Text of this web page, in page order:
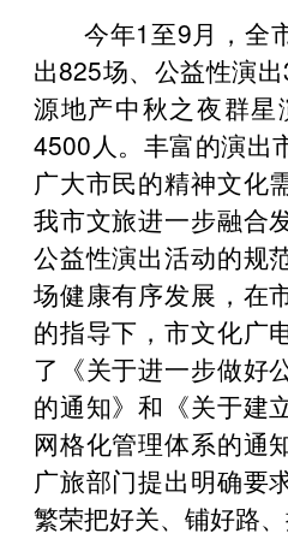
今年1至9月，全
出825场、公益性演
源地产中秋之夜群星
4500人。丰富的演出
广大市民的精神文化
我市文旅进一步融合
公益性演出活动的规
场健康有序发展，在
的指导下，市文化广
了《关于进一步做好
的通知》和《关于建
网格化管理体系的通
广旅部门提出明确要
繁荣把好关、铺好路、